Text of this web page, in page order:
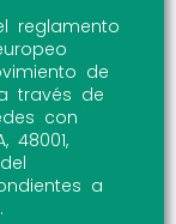
reglamento
de
través de
con
48001,
a